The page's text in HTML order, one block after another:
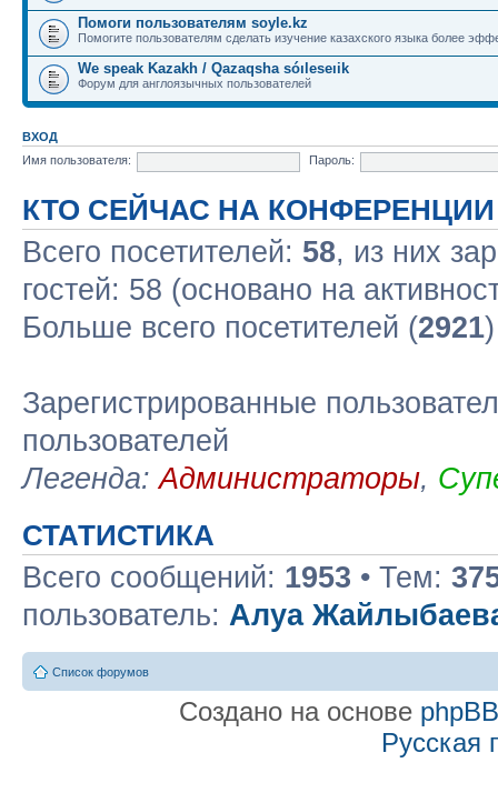
Помоги пользователям soyle.kz
Помогите пользователям сделать изучение казахского языка более
We speak Kazakh / Qazaqsha sóıleseıik
Форум для англоязычных пользователей
ВХОД
Имя пользователя:
Пароль:
КТО СЕЙЧАС НА КОНФЕРЕНЦИИ
Всего посетителей: 58, из них
гостей: 58 (основано на
Больше всего посетителей (2921
Зарегистрированные
пользователей
Легенда:Администраторы,
СТАТИСТИКА
Всего сообщений: 1953 • Тем:
пользователь: Алуа
Список форумов
Создано на основе phpBB
Русская